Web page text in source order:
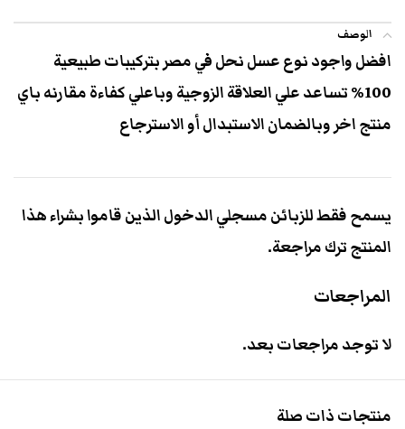
الوصف
افضل واجود نوع عسل نحل في مصر بتركيبات طبيعية
100% تساعد علي العلاقة الزوجية وباعلي كفاءة مقارنه باي
منتج اخر وبالضمان الاستبدال أو الاسترجاع
المراجعات
لا توجد مراجعات بعد.
يسمح فقط للزبائن مسجلي الدخول الذين قاموا بشراء هذا
المنتج ترك مراجعة.
منتجات ذات صلة